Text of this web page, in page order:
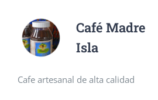
Café Madre
Isla
Cafe artesanal de alta calidad